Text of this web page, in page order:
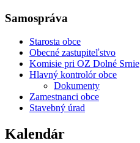
Samospráva
Starosta obce
Obecné zastupiteľstvo
Komisie pri OZ Dolné Srnie
Hlavný kontrolór obce
Dokumenty
Zamestnanci obce
Stavebný úrad
Kalendár